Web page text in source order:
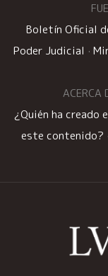
Boletín Oficial
Poder Judicial ·
ACERCA
¿Quién ha creado
este contenido?